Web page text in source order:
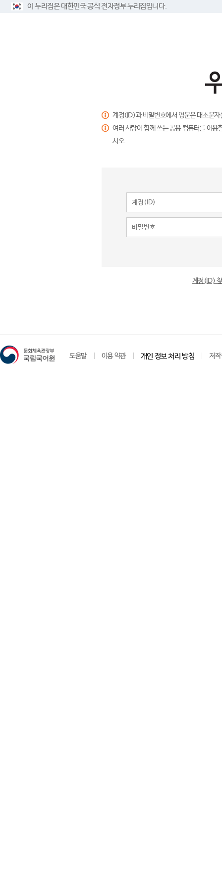
이 누리집은 대한민국 공식 전자정부 누리집입니다.
계정(ID)과 비밀번호에서 영문은 대소문
여러 사람이 함께 쓰는 공용 컴퓨터를 이
시오.
계정(ID)
도움말 이용 약관 개인 정보 처리 방침 저